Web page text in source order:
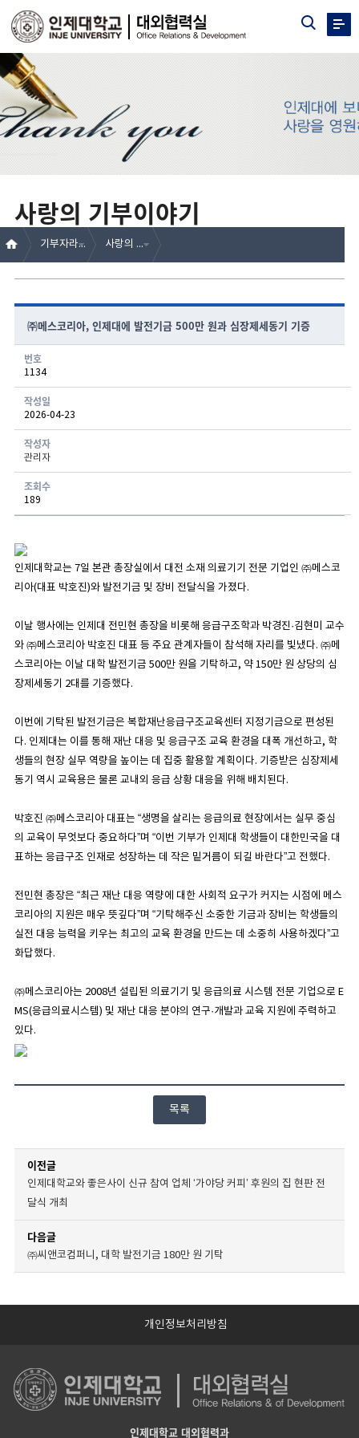
사랑의 기부이야기
기부자라운지 사랑의 기부이야기
㈜메스코리아, 인제대에 발전기금 500만 원과 심장제세동기 기증
번호
1134
작성일
2026-04-23
작성자
관리자
조회수
189
인제대학교는 7일 본관 총장실에서 대전 소재 의료기기 전문 기업인 ㈜메스코
리아(대표 박호진)와 발전기금 및 장비 전달식을 가졌다.
이날 행사에는 인제대 전민현 총장을 비롯해 응급구조학과 박경진·김현미 교수
와 ㈜메스코리아 박호진 대표 등 주요 관계자들이 참석해 자리를 빛냈다. ㈜메
스코리아는 이날 대학 발전기금 500만 원을 기탁하고, 약 150만 원 상당의 심
장제세동기 2대를 기증했다.
이번에 기탁된 발전기금은 복합재난응급구조교육센터 지정기금으로 편성된
다. 인제대는 이를 통해 재난 대응 및 응급구조 교육 환경을 대폭 개선하고, 학
생들의 현장 실무 역량을 높이는 데 집중 활용할 계획이다. 기증받은 심장제세
동기 역시 교육용은 물론 교내외 응급 상황 대응을 위해 배치된다.
박호진 ㈜메스코리아 대표는 “생명을 살리는 응급의료 현장에서는 실무 중심
의 교육이 무엇보다 중요하다”며 “이번 기부가 인제대 학생들이 대한민국을 대
표하는 응급구조 인재로 성장하는 데 작은 밑거름이 되길 바란다”고 전했다.
전민현 총장은 “최근 재난 대응 역량에 대한 사회적 요구가 커지는 시점에 메스
코리아의 지원은 매우 뜻깊다”며 “기탁해주신 소중한 기금과 장비는 학생들의
실전 대응 능력을 키우는 최고의 교육 환경을 만드는 데 소중히 사용하겠다”고
화답했다.
㈜메스코리아는 2008년 설립된 의료기기 및 응급의료 시스템 전문 기업으로 E
MS(응급의료시스템) 및 재난 대응 분야의 연구·개발과 교육 지원에 주력하고
있다.
목록
이전글
인제대학교와 좋은사이 신규 참여 업체 ‘가야당 커피’ 후원의 집 현판 전
달식 개최
다음글
㈜씨앤코컴퍼니, 대학 발전기금 180만 원 기탁
개인정보처리방침
인제대학교 대외협력과